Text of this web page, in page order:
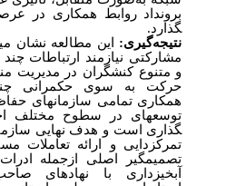
برونداد روابط همکاری در
گذارد.
نتیجه‌گیری: این مطالعه نشان
مشارکتی نیازمند ارتباطات
و متنوع کنشگران در مدیریت
حرکت به سوی حکمرانی
همکاری تمامی سازمان­های
توسعه­ای در سطوح مختلف
گذاری است و هدف نهایی
تمرکزدایی و ارائه تعاملات
تصمیم­گیر اصلی ازجمله
آبخیزداری با نهادهای